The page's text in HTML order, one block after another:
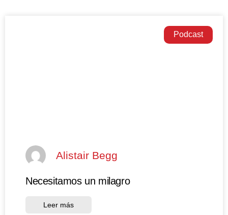
Podcast
Alistair Begg
Necesitamos un milagro
Leer más